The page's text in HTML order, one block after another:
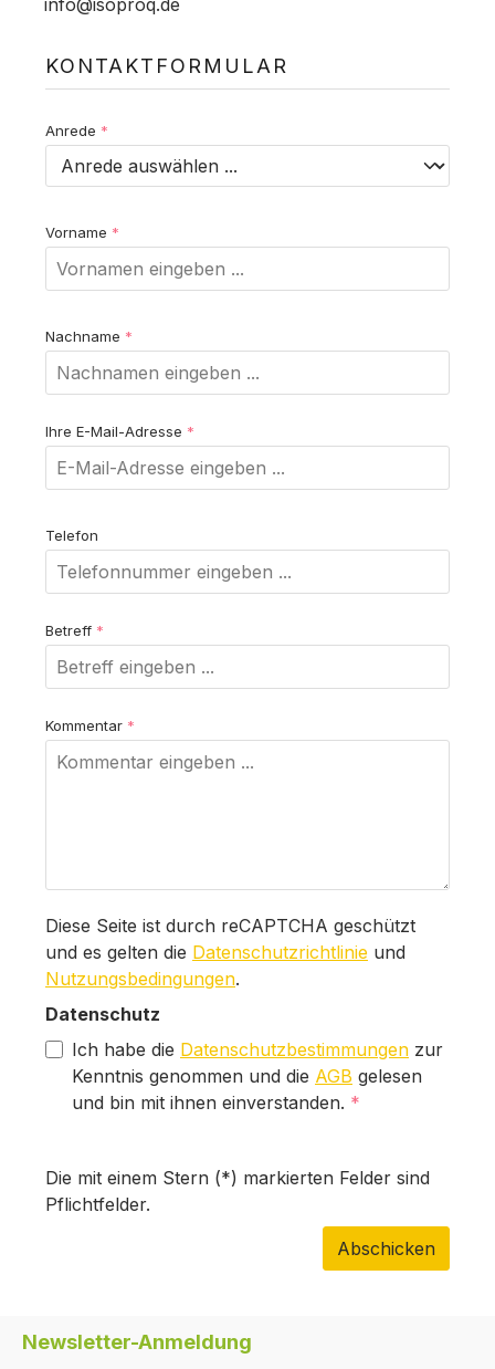
info@isoproq.de
KONTAKTFORMULAR
Anrede *
Vorname *
Nachname *
Ihre E-Mail-Adresse *
Telefon
Betreff *
Kommentar *
Diese Seite ist durch reCAPTCHA geschützt
und es gelten die Datenschutzrichtlinie und
Nutzungsbedingungen.
Datenschutz
Ich habe die Datenschutzbestimmungen zur
Kenntnis genommen und die AGB gelesen
und bin mit ihnen einverstanden. *
Die mit einem Stern (*) markierten Felder sind
Pflichtfelder.
Abschicken
Newsletter-Anmeldung